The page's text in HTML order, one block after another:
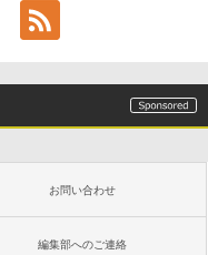
お問い合わせ
編集部へのご連絡